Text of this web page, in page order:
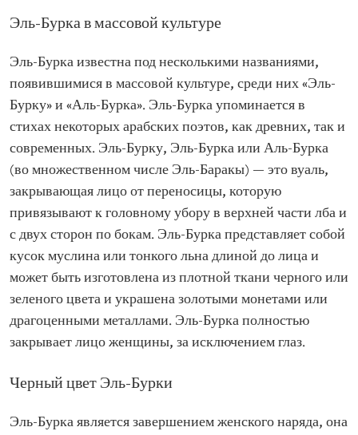
Эль-Бурка в массовой культуре
Эль-Бурка известна под несколькими названиями,
появившимися в массовой культуре, среди них «Эль-
Бурку» и «Аль-Бурка». Эль-Бурка упоминается в
стихах некоторых арабских поэтов, как древних, так и
современных. Эль-Бурку, Эль-Бурка или Аль-Бурка
(во множественном числе Эль-Баракы) — это вуаль,
закрывающая лицо от переносицы, которую
привязывают к головному убору в верхней части лба и
с двух сторон по бокам. Эль-Бурка представляет собой
кусок муслина или тонкого льна длиной до лица и
может быть изготовлена из плотной ткани черного или
зеленого цвета и украшена золотыми монетами или
драгоценными металлами. Эль-Бурка полностью
закрывает лицо женщины, за исключением глаз.
Черный цвет Эль-Бурки
Эль-Бурка является завершением женского наряда, она